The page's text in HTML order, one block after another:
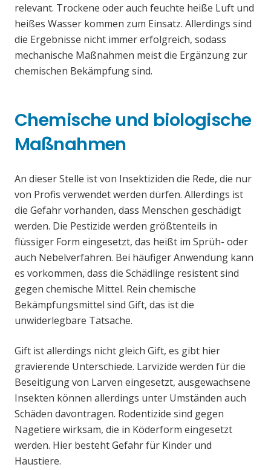
relevant. Trockene oder auch feuchte heiße Luft und
heißes Wasser kommen zum Einsatz. Allerdings sind
die Ergebnisse nicht immer erfolgreich, sodass
mechanische Maßnahmen meist die Ergänzung zur
chemischen Bekämpfung sind.
Chemische und biologische
Maßnahmen
An dieser Stelle ist von Insektiziden die Rede, die nur
von Profis verwendet werden dürfen. Allerdings ist
die Gefahr vorhanden, dass Menschen geschädigt
werden. Die Pestizide werden größtenteils in
flüssiger Form eingesetzt, das heißt im Sprüh- oder
auch Nebelverfahren. Bei häufiger Anwendung kann
es vorkommen, dass die Schädlinge resistent sind
gegen chemische Mittel. Rein chemische
Bekämpfungsmittel sind Gift, das ist die
unwiderlegbare Tatsache.
Gift ist allerdings nicht gleich Gift, es gibt hier
gravierende Unterschiede. Larvizide werden für die
Beseitigung von Larven eingesetzt, ausgewachsene
Insekten können allerdings unter Umständen auch
Schäden davontragen. Rodentizide sind gegen
Nagetiere wirksam, die in Köderform eingesetzt
werden. Hier besteht Gefahr für Kinder und
Haustiere.